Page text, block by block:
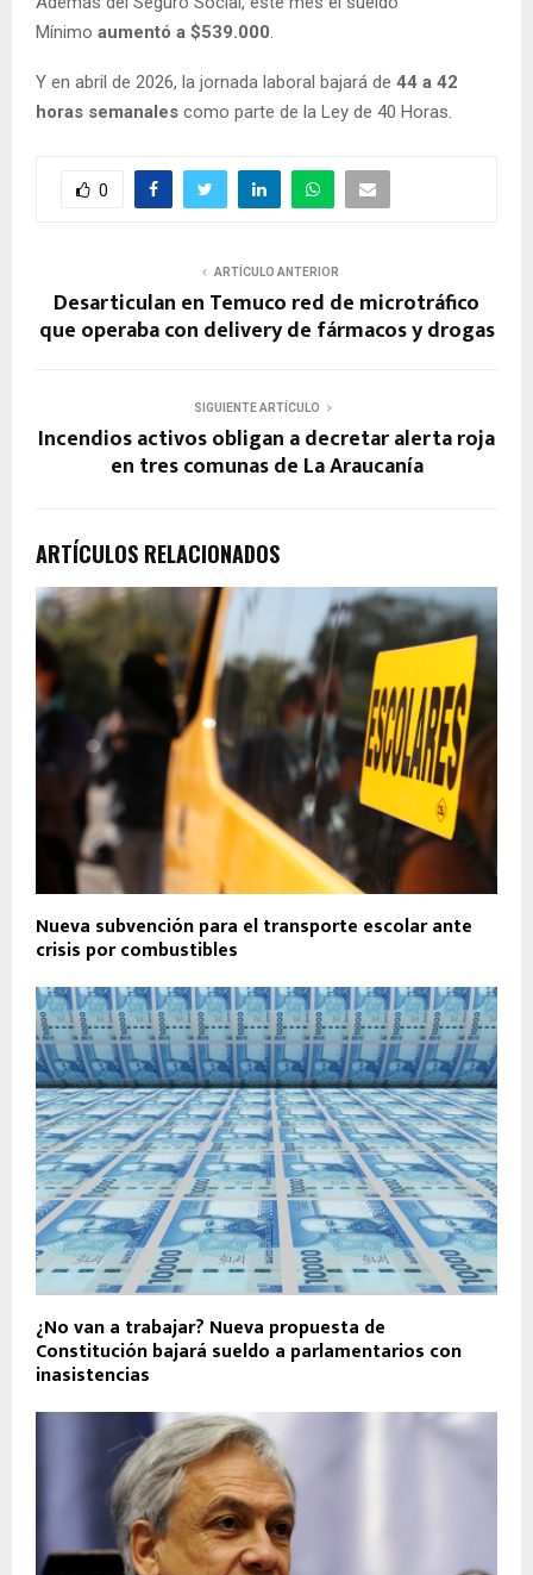
Mínimo aumentó a $539.000.
Y en abril de 2026, la jornada laboral bajará de 44 a 42
horas semanales como parte de la Ley de 40 Horas.
0
ARTÍCULO ANTERIOR
Desarticulan en Temuco red de microtráfico
que operaba con delivery de fármacos y drogas
SIGUIENTE ARTÍCULO
Incendios activos obligan a decretar alerta roja
en tres comunas de La Araucanía
ARTÍCULOS RELACIONADOS
Nueva subvención para el transporte escolar ante
crisis por combustibles
¿No van a trabajar? Nueva propuesta de
Constitución bajará sueldo a parlamentarios con
inasistencias